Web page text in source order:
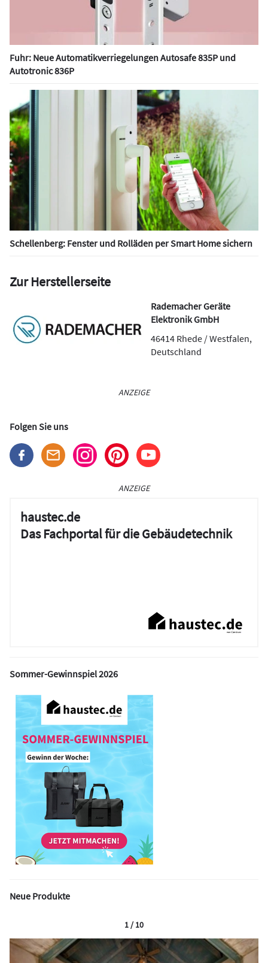
Fuhr: Neue Automatikverriegelungen Autosafe 835P und
Autotronic 836P
Schellenberg: Fenster und Rolläden per Smart Home sichern
Zur Herstellerseite
Rademacher Geräte
Elektronik GmbH
46414 Rhede / Westfalen,
Deutschland
ANZEIGE
Folgen Sie uns
ANZEIGE
haustec.de
Das Fachportal für die Gebäudetechnik
Sommer-Gewinnspiel 2026
Neue Produkte
1 / 10